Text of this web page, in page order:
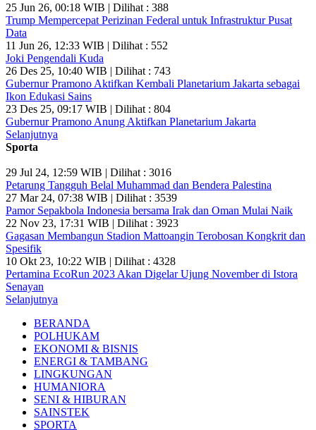
25 Jun 26, 00:18 WIB | Dilihat : 388
Trump Mempercepat Perizinan Federal untuk Infrastruktur Pusat
Data
11 Jun 26, 12:33 WIB | Dilihat : 552
Joki Pengendali Kuda
26 Des 25, 10:40 WIB | Dilihat : 743
Gubernur Pramono Aktifkan Kembali Planetarium Jakarta sebagai
Ikon Edukasi Sains
23 Des 25, 09:17 WIB | Dilihat : 804
Gubernur Pramono Anung Aktifkan Planetarium Jakarta
Selanjutnya
Sporta
29 Jul 24, 12:59 WIB | Dilihat : 3016
Petarung Tangguh Belal Muhammad dan Bendera Palestina
27 Mar 24, 07:38 WIB | Dilihat : 3539
Pamor Sepakbola Indonesia bersama Irak dan Oman Mulai Naik
22 Nov 23, 17:31 WIB | Dilihat : 3923
Gagasan Membangun Stadion Mattoangin Terobosan Kongkrit dan
Spesifik
10 Okt 23, 10:22 WIB | Dilihat : 4328
Pertamina EcoRun 2023 Akan Digelar Ujung November di Istora
Senayan
Selanjutnya
BERANDA
POLHUKAM
EKONOMI & BISNIS
ENERGI & TAMBANG
LINGKUNGAN
HUMANIORA
SENI & HIBURAN
SAINSTEK
SPORTA